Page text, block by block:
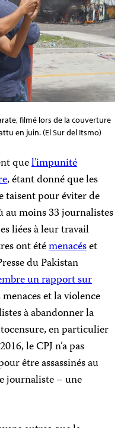
filmé lors de la couverture
en juin. (El Sur del Itsmo)
quel’impunité
, étant donné que les
taisent pour éviter de
au moins 33 journalistes
liées à leur travail
ont étémenacéset
du Pakistan
un rapport sur
menaces et la violence
à abandonner la
en particulier
le CPJ n’a pas
être assassinés au
journaliste – une